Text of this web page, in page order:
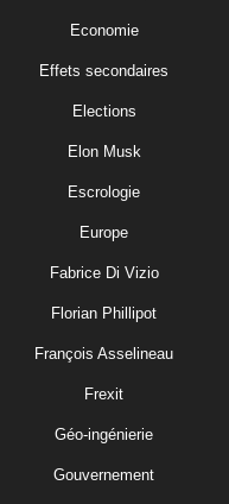
Economie
Effets secondaires
Elections
Elon Musk
Escrologie
Europe
Fabrice Di Vizio
Florian Phillipot
François Asselineau
Frexit
Géo-ingénierie
Gouvernement